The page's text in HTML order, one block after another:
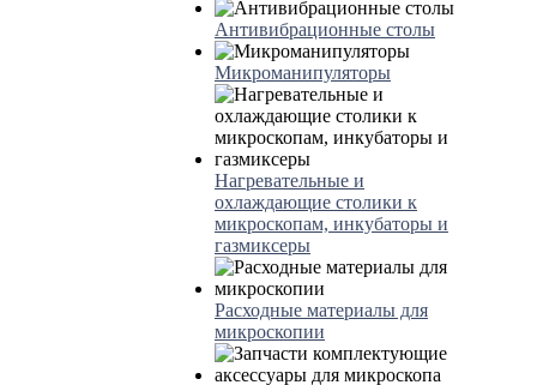
Антивибрационные столы
Микроманипуляторы
Нагревательные и
охлаждающие столики к
микроскопам, инкубаторы и
газмиксеры
Расходные материалы для
микроскопии